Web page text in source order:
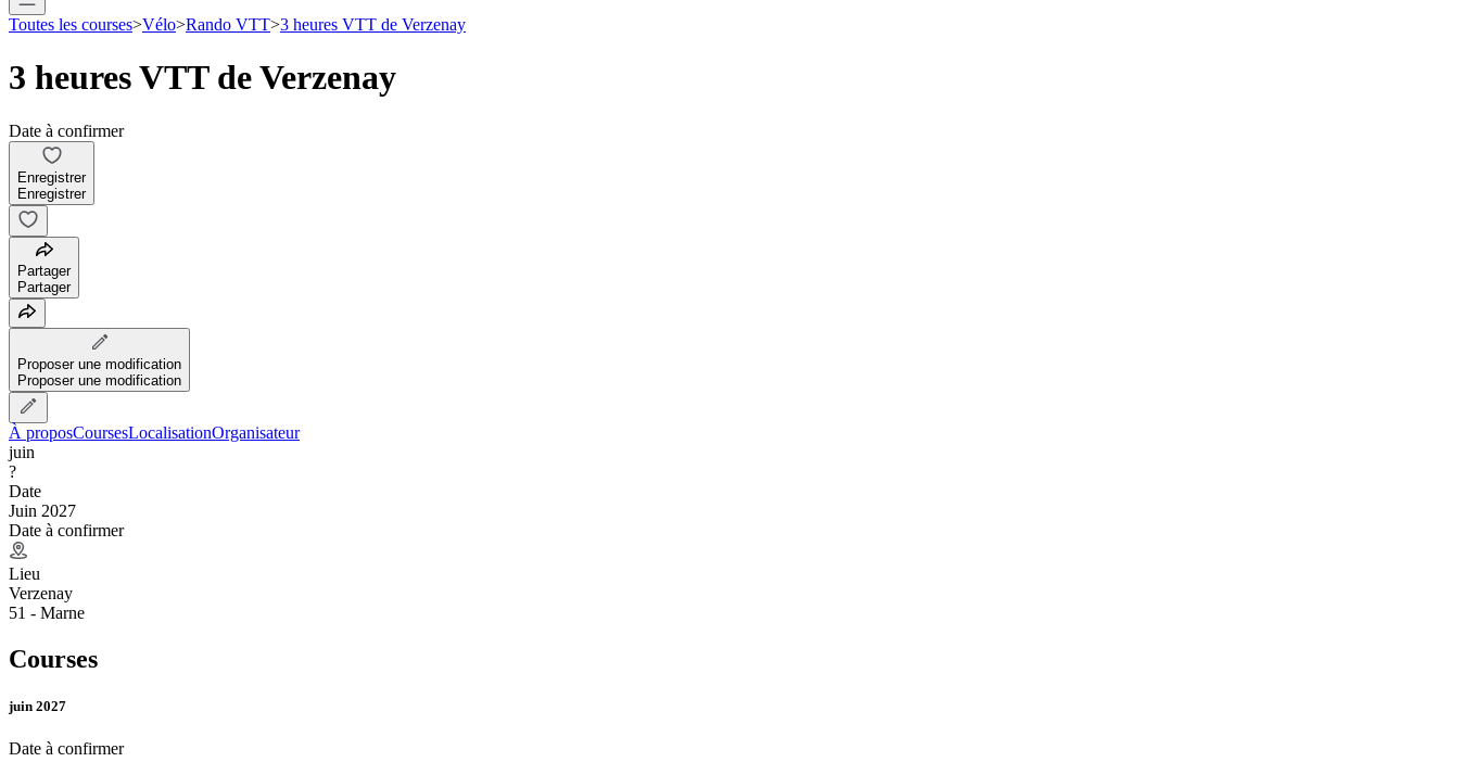
Toutes les courses>Vélo>Rando VTT>3 heures VTT de Verzenay
3 heures VTT de Verzenay
Date à confirmer
Enregistrer
Enregistrer
Partager
Partager
Proposer une modification
Proposer une modification
À proposCoursesLocalisationOrganisateur
juin
?
Date
Juin 2027
Date à confirmer
Lieu
Verzenay
51 - Marne
Courses
juin 2027
Date à confirmer